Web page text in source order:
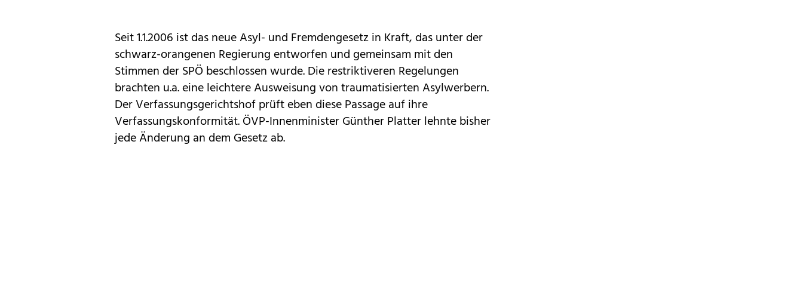
Seit 1.1.2006 ist das neue Asyl- und Fremdengesetz in Kraft, das unter der
schwarz-orangenen Regierung entworfen und gemeinsam mit den
Stimmen der SPÖ beschlossen wurde. Die restriktiveren Regelungen
brachten u.a. eine leichtere Ausweisung von traumatisierten Asylwerbern.
Der Verfassungsgerichtshof prüft eben diese Passage auf ihre
Verfassungskonformität. ÖVP-Innenminister Günther Platter lehnte bisher
jede Änderung an dem Gesetz ab.